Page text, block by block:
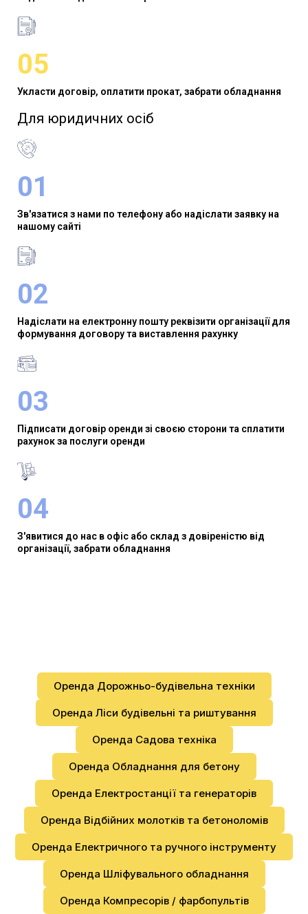
05
Укласти договір, оплатити прокат, забрати обладнання
Для юридичних осіб​
01
Зв'язатися з нами по телефону або надіслати заявку на
нашому сайті
02
Надіслати на електронну пошту реквізити організації для
формування договору та виставлення рахунку
03
Підписати договір оренди зі своєю сторони та сплатити
рахунок за послуги оренди
04
З'явитися до нас в офіс або склад з довіреністю від
організації, забрати обладнання
Оренда Дорожньо-будівельна техніки
Оренда Ліси будівельні та риштування
Оренда Садова техніка
Оренда Обладнання для бетону
Оренда Електростанції та генераторів
Оренда Відбійних молотків та бетоноломів
Оренда Електричного та ручного інструменту
Оренда Шліфувального обладнання
Оренда Компресорів / фарбопультів